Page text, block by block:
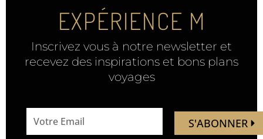
EXPÉRIENCE M
Inscrivez vous à notre newsletter et
recevez des inspirations et bons plans
voyages
address
S'ABONNER